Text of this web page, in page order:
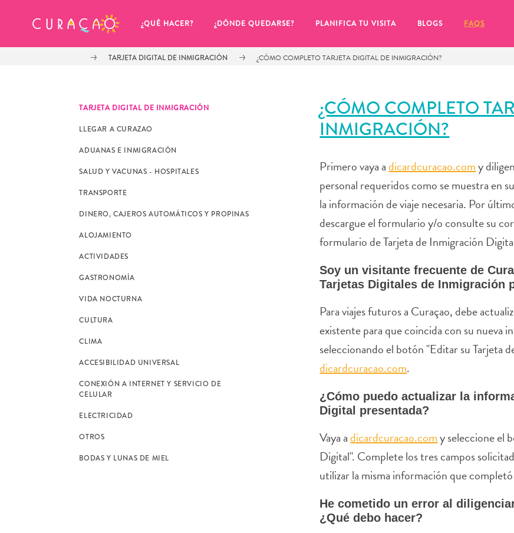
¿QUÉ HACER? ¿DÓNDE QUEDARSE? PLANIFICA TU VISITA BLOGS FAQS
TARJETA DIGITAL DE INMIGRACIÓN ¿CÓMO COMPLETO TARJETA DIGITAL DE INMIGRACIÓN?
TARJETA DIGITAL DE INMIGRACIÓN
LLEGAR A CURAZAO
ADUANAS E INMIGRACIÓN
SALUD Y VACUNAS - HOSPITALES
TRANSPORTE
DINERO, CAJEROS AUTOMÁTICOS Y PROPINAS
ALOJAMIENTO
ACTIVIDADES
GASTRONOMÍA
VIDA NOCTURNA
CULTURA
CLIMA
ACCESIBILIDAD UNIVERSAL
CONEXIÓN A INTERNET Y SERVICIO DE
CELULAR
ELECTRICIDAD
OTROS
BODAS Y LUNAS DE MIEL
¿CÓMO COMPLETO
INMIGRACIÓN?
Primero vaya adicardcuracao.comy
personal requeridos como se muestra en
la información de viaje necesaria. Por
descargue el formulario y/o consulte su
formulario de Tarjeta de Inmigración
Soy un visitante frecuente de
Tarjetas Digitales de Inmigración
Para viajes futuros a Curaçao, debe
existente para que coincida con su nueva
seleccionando el botón "Editar su Tarjeta
dicardcuracao.com.
¿Cómo puedo actualizar la
Digital presentada?
Vaya adicardcuracao.comy seleccione el
Digital". Complete los tres campos
utilizar la misma información que
He cometido un error al
¿Qué debo hacer?
MIS FAVORITOS
Parece que no has guardado
Cuando quiera guardar algo para más tarde, asegúrese de hacer clic en el